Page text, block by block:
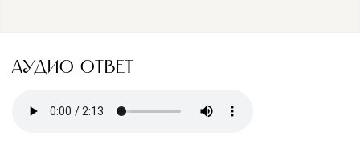
АУДИО ОТВЕТ